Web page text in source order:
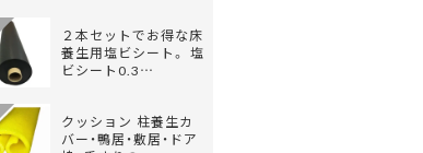
２本セットでお得な床
養生用塩ビシート。 塩
ビシート0.3…
クッション 柱養生カ
バー・鴨居・敷居・ドア